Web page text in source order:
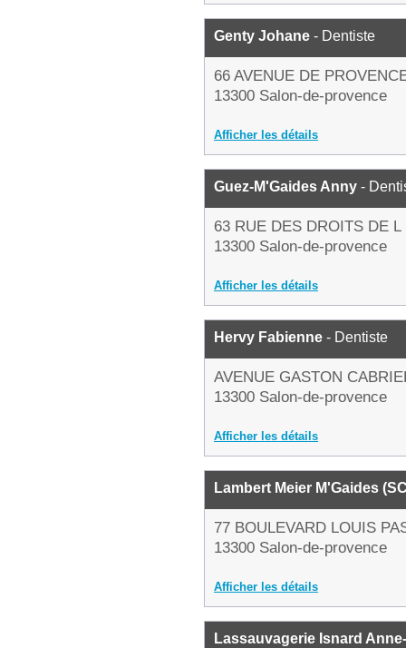
Genty Johane - Dentiste
66 AVENUE DE
13300 Salon-de-provence
Afficher les détails
Guez-M'Gaides Anny -
63 RUE DES DROITS DE L
13300 Salon-de-provence
Afficher les détails
Hervy Fabienne - Dentiste
AVENUE GASTON
13300 Salon-de-provence
Afficher les détails
Lambert Meier M'Gaides
77 BOULEVARD LOUIS
13300 Salon-de-provence
Afficher les détails
Lassauvagerie Isnard